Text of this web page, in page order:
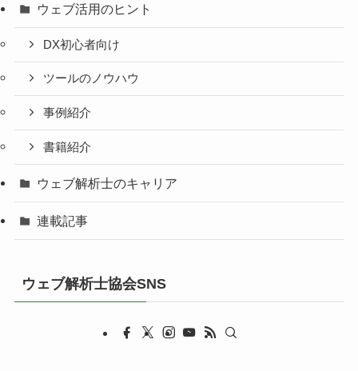
ウェブ活用のヒント
DX初心者向け
ツールのノウハウ
事例紹介
書籍紹介
ウェブ解析士のキャリア
連載記事
ウェブ解析士協会SNS